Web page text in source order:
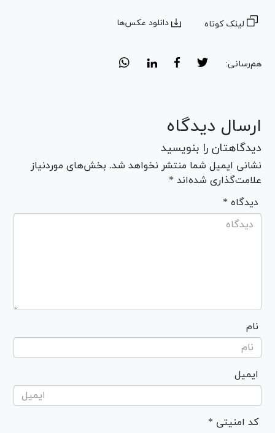
لینک کوتاه دانلود عکس‌ها
هم‌رسانی:
ارسال دیدگاه
دیدگاهتان را بنویسید
نشانی ایمیل شما منتشر نخواهد شد. بخش‌های موردنیاز
علامت‌گذاری شده‌اند *
* دیدگاه
نام
ایمیل
* کد امنیتی